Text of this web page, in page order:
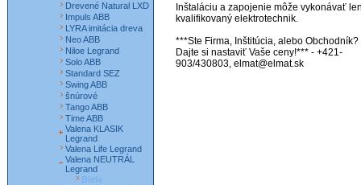
Inštaláciu a zapojenie môže vykonávať
kvalifikovaný elektrotechnik.
***Ste Firma, Inštitúcia, alebo Obchodník?
Dajte si nastaviť Vaše ceny!*** - +421-
903/430803, elmat@elmat.sk
Drevené Natural LXD
Impuls ABB
LYRA imitácia dreva
Neo ABB
Niloe Legrand
Solo ABB
Standard SEZ
Swing ABB
šnúrové
Tango ABB
Time ABB
Valena KLASIK
Legrand
Valena Life Legrand
Valena NEUTRÁL
Legrand
Biela